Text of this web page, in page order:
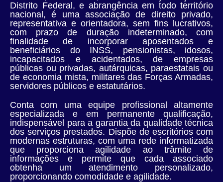
Distrito Federal, e abrangência em todo território
nacional, é uma associação de direito privado,
representativa e orientadora, sem fins lucrativos,
com prazo de duração indeterminado, com
finalidade de incorporar aposentados e
beneficiários do INSS, pensionistas, idosos,
incapacitados e acidentados, de empresas
públicas ou privadas, autárquicas, paraestatais ou
de economia mista, militares das Forças Armadas,
servidores públicos e estatutários.
Conta com uma equipe profissional altamente
especializada e em permanente qualificação,
indispensável para a garantia da qualidade técnica
dos serviços prestados. Dispõe de escritórios com
modernas estruturas, com uma rede informatizada
que proporciona agilidade ao trâmite de
informações e permite que cada associado
obtenha um atendimento personalizado,
proporcionando comodidade e agilidade.